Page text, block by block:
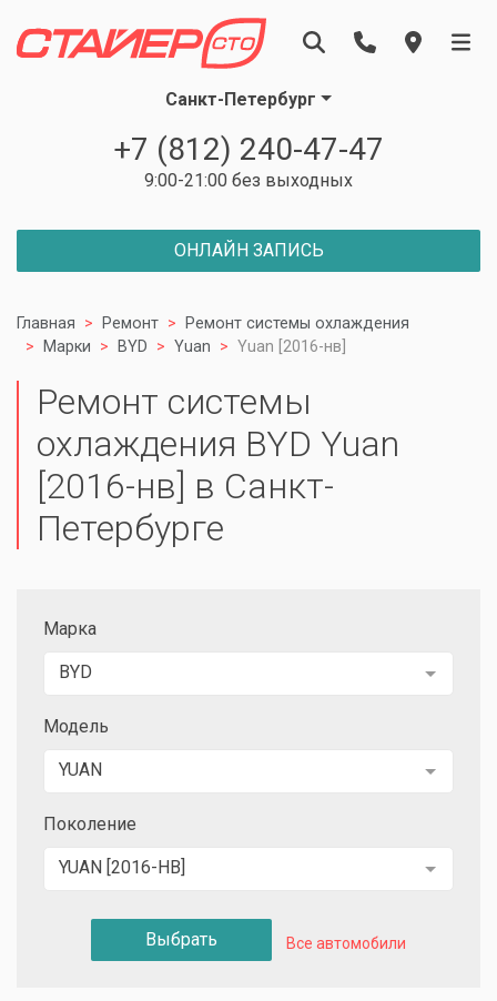
Санкт-Петербург
+7 (812) 240-47-47
9:00-21:00 без выходных
ОНЛАЙН ЗАПИСЬ
Главная Ремонт
Ремонт системы охлаждения
Марки
BYD Yuan Yuan [2016-нв]
Ремонт системы
охлаждения BYD Yuan
[2016-нв] в Санкт-
Петербурге
Марка
BYD
Модель
YUAN
Поколение
YUAN [2016-НВ]
Выбрать Все автомобили